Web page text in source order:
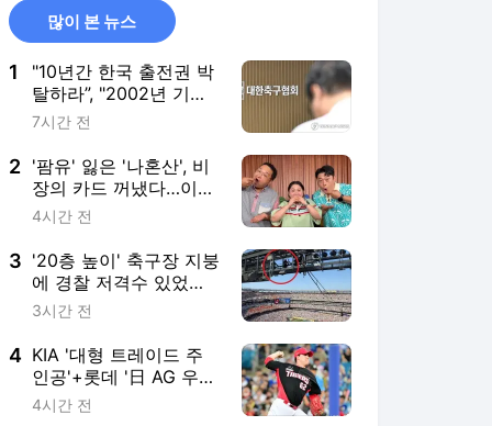
많이 본 뉴스
1
"10년간 한국 출전권 박
탈하라”, "2002년 기록
삭제하라"…전세계 난리!
도 가능"→'심판 성접대
스캔들' 일파만파
7시간 전
2 '팜유' 잃은 '나혼산', 비
장의 카드 꺼냈다…이름
부터 묵직 [★해시태그]
4시간 전
3 '20층 높이' 축구장 지붕
에 경찰 저격수 있었다
니…뒤늦게 알려진 월드
프 지켜라'
3시간 전
4 KIA '대형 트레이드 주
인공'+롯데 '日 AG 우
완' 포함 11명, 상무야구
4시간 전